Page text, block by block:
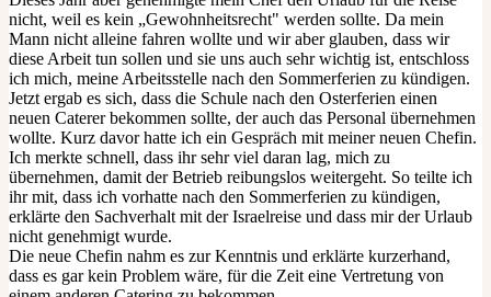
nicht, weil es kein „Gewohnheitsrecht" werden sollte. Da mein
Mann nicht alleine fahren wollte und wir aber glauben, dass wir
diese Arbeit tun sollen und sie uns auch sehr wichtig ist, entschloss
ich mich, meine Arbeitsstelle nach den Sommerferien zu kündigen.
Jetzt ergab es sich, dass die Schule nach den Osterferien einen
neuen Caterer bekommen sollte, der auch das Personal übernehmen
wollte. Kurz davor hatte ich ein Gespräch mit meiner neuen Chefin.
Ich merkte schnell, dass ihr sehr viel daran lag, mich zu
übernehmen, damit der Betrieb reibungslos weitergeht. So teilte ich
ihr mit, dass ich vorhatte nach den Sommerferien zu kündigen,
erklärte den Sachverhalt mit der Israelreise und dass mir der Urlaub
nicht genehmigt wurde.
Die neue Chefin nahm es zur Kenntnis und erklärte kurzerhand,
dass es gar kein Problem wäre, für die Zeit eine Vertretung von